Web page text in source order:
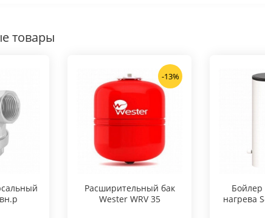
товары
-13%
Расширительный бак
Wester WRV 35
Бойлер
нагрева